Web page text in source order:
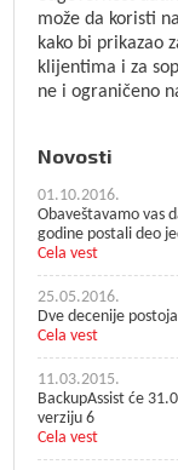
može da koristi
kako bi prikazao
klijentima i za
ne i ograničeno
Novosti
01.10.2016.
Obaveštavamo vas
godine postali deo
Cela vest
25.05.2016.
Dve decenije
Cela vest
11.03.2015.
BackupAssist će
verziju 6
Cela vest